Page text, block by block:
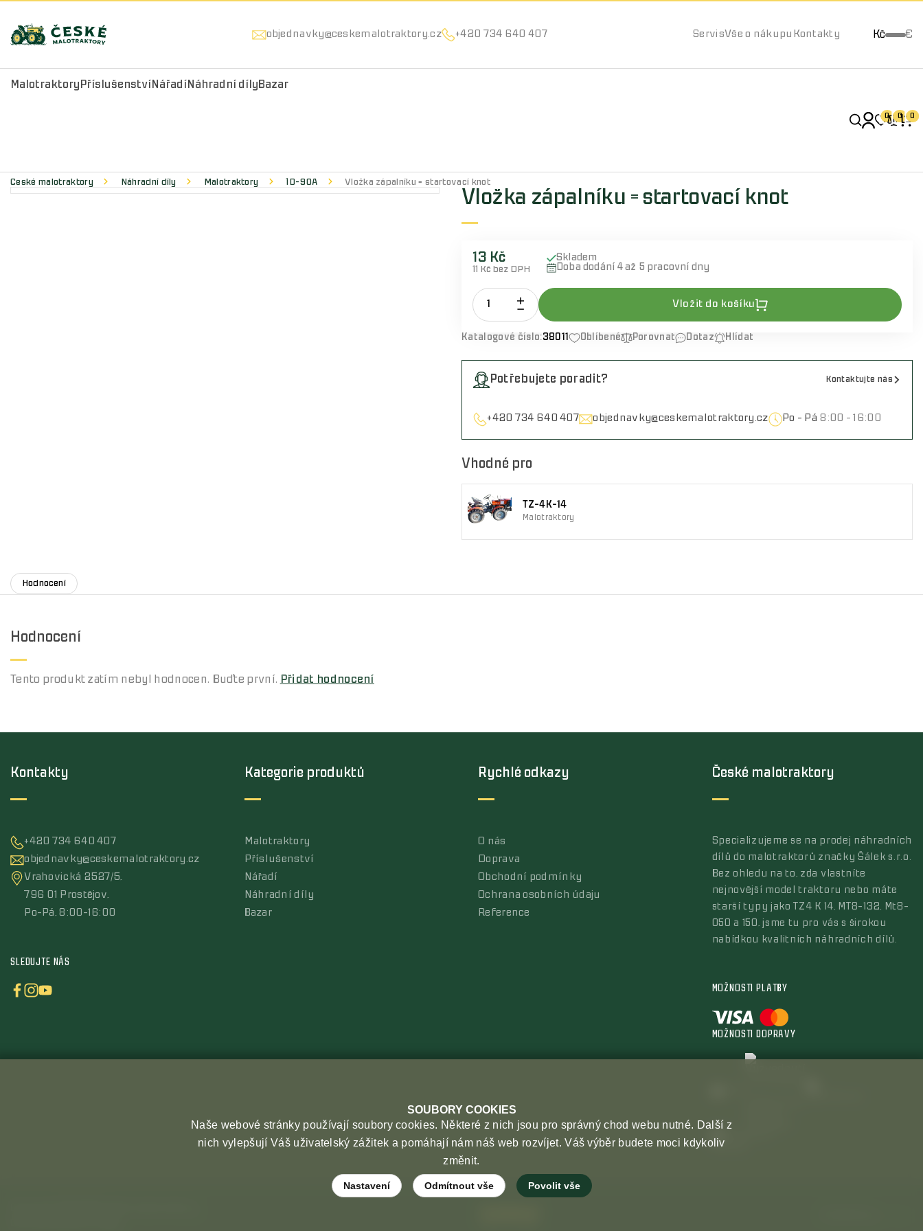
objednavky@ceskemalotraktory.cz +420 734 640 407 ServisVše o nákupu Kontakty Kč €
Malotraktory Příslušenství Nářadí Náhradní díly Bazar
0 0 0
České malotraktory Náhradní díly Malotraktory 1D-90A Vložka zápalníku = startovací knot
Vložka zápalníku = startovací knot
13 Kč
11 Kč bez DPH
Skladem
Doba dodání 4 až 5 pracovní dny
Vložit do košíku
Katalogové číslo:38011 Oblíbené Porovnat Dotaz Hlídat
Potřebujete poradit? Kontaktujte nás
+420 734 640 407 objednavky@ceskemalotraktory.cz Po - Pá 8:00 - 16:00
Vhodné pro
TZ-4K-14
Malotraktory
Hodnocení
Hodnocení
Tento produkt zatím nebyl hodnocen. Buďte první. Přidat hodnocení
Kontakty
+420 734 640 407
objednavky@ceskemalotraktory.cz
Vrahovická 2527/5,
796 01 Prostějov,
Po-Pá, 8:00-16:00
SLEDUJTE NÁS
Kategorie produktů
Malotraktory
Příslušenství
Nářadí
Náhradní díly
Bazar
Rychlé odkazy
O nás
Doprava
Obchodní podmínky
Ochrana osobních údaju
Reference
České malotraktory
Specializujeme se na prodej náhradních
dílů do malotraktorů značky Šálek s.r.o.
Bez ohledu na to, zda vlastníte
nejnovější model traktoru nebo máte
starší typy jako TZ4 K 14, MT8-132, Mt8-
050 a 150, jsme tu pro vás s širokou
nabídkou kvalitních náhradních dílů.
MOŽNOSTI PLATBY
MOŽNOSTI DOPRAVY
SOUBORY COOKIES
Naše webové stránky používají soubory cookies. Některé z nich jsou pro správný chod webu nutné. Další z
nich vylepšují Váš uživatelský zážitek a pomáhají nám náš web rozvíjet. Váš výběr budete moci kdykoliv
změnit.
Nastavení Odmítnout vše Povolit vše